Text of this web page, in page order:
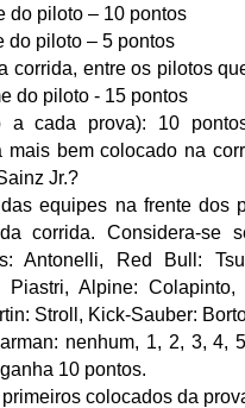
do piloto – 10 pontos
do piloto – 5 pontos
corrida, entre os pilotos
do piloto - 15 pontos
a cada prova): 10
mais bem colocado na
Jr.?
equipes na frente dos
corrida. Considera-se
Antonelli, Red Bull:
Piastri, Alpine:
Stroll, Kick-Sauber:
nenhum, 1, 2, 3, 4,
10 pontos.
colocados da